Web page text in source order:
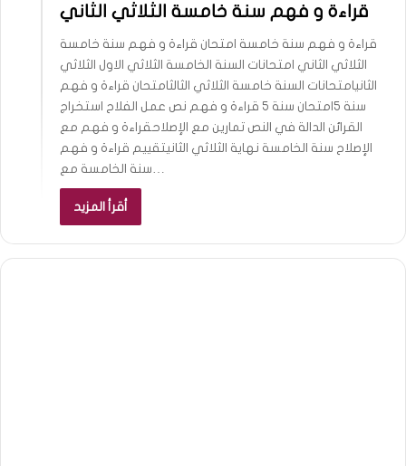
قراءة و فهم سنة خامسة الثلاثي الثاني
قراءة و فهم سنة خامسة امتحان قراءة و فهم سنة خامسة
الثلاثي الثاني امتحانات السنة الخامسة الثلاثي الاول الثلاثي
الثانيامتحانات السنة خامسة الثلاثي الثالثامتحان قراءة و فهم
سنة 5امتحان سنة 5 قراءة و فهم نص عمل الفلاح استخراج
القرائن الدالة في النص تمارين مع الإصلاحقراءة و فهم مع
الإصلاح سنة الخامسة نهاية الثلاثي الثانيتقييم قراءة و فهم
أقرأ المزيد